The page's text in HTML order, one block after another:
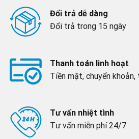
Đổi trả dễ dàng
Đổi trả trong 15 ngày
Thanh toán linh hoạt
Tiền mặt, chuyển khoản,
Tư vấn nhiệt tình
Tư vấn miễn phí 24/7